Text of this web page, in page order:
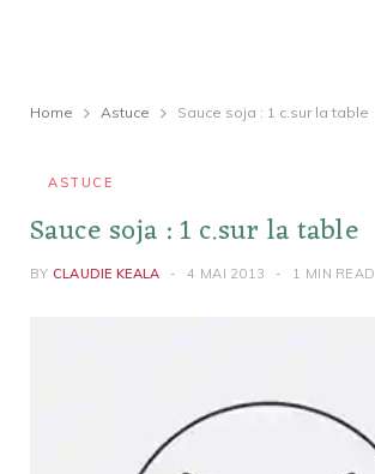
Home Astuce Sauce soja : 1 c.sur la table
ASTUCE
Sauce soja : 1 c.sur la table
BY CLAUDIE KEALA 4 MAI 2013 1 MIN READ